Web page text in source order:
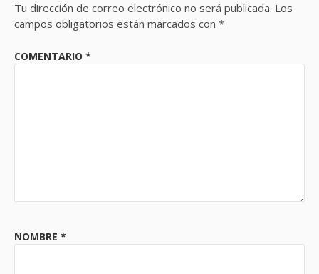
Tu dirección de correo electrónico no será publicada. Los
campos obligatorios están marcados con *
COMENTARIO *
NOMBRE *